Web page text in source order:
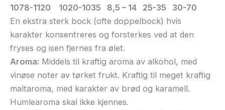
1078-1120 1020-1035 8,5 – 14 25-35 30-70
En ekstra sterk bock (ofte doppelbock) hvis
karakter konsentreres og forsterkes ved at den
fryses og isen fjernes fra ølet.
Aroma: Middels til kraftig aroma av alkohol, med
vinøse noter av tørket frukt. Kraftig til meget kraftig
maltaroma, med karakter av brød og karamell.
Humlearoma skal ikke kjennes.